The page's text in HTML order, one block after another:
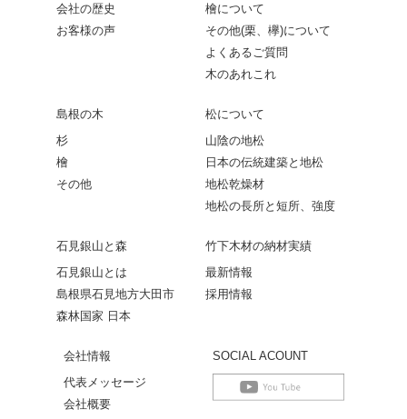
会社の歴史
お客様の声
檜について
その他(栗、欅)について
よくあるご質問
木のあれこれ
島根の木
杉
檜
その他
松について
山陰の地松
日本の伝統建築と地松
地松乾燥材
地松の長所と短所、強度
石見銀山と森
石見銀山とは
島根県石見地方大田市
森林国家 日本
竹下木材の納材実績
最新情報
採用情報
会社情報
代表メッセージ
会社概要
SOCIAL ACOUNT